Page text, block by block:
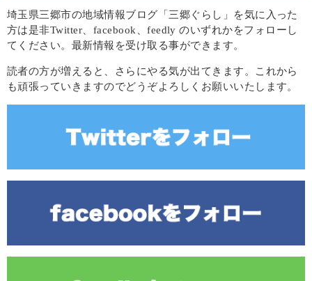
埼玉県三郷市の地域情報ブログ「三郷ぐらし」を気に入った
方は是非Twitter、facebook、feedly のいずれかをフォローし
てください。最新情報を受け取る事ができます。
読者の方が増えると、さらにやる気が出てきます。これから
も頑張っていきますのでどうぞよろしくお願いいたします。